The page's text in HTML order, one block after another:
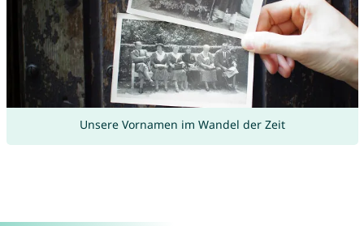
Unsere Vornamen im Wandel der Zeit